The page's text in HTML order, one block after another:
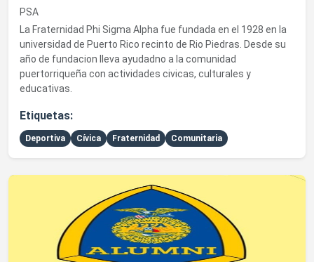
PSA
La Fraternidad Phi Sigma Alpha fue fundada en el 1928 en la
universidad de Puerto Rico recinto de Rio Piedras. Desde su
año de fundacion lleva ayudadno a la comunidad
puertorriqueña con actividades civicas, culturales y
educativas.
Etiquetas:
Deportiva Cívica Fraternidad Comunitaria
Ver detalles de Futuros Agricultores de America